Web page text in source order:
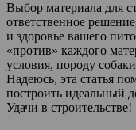
Выбор материала для
ответственное
и здоровье вашего
«против» каждого
условия, породу
Надеюсь, эта статья
построить идеальный
Удачи в строительстве!